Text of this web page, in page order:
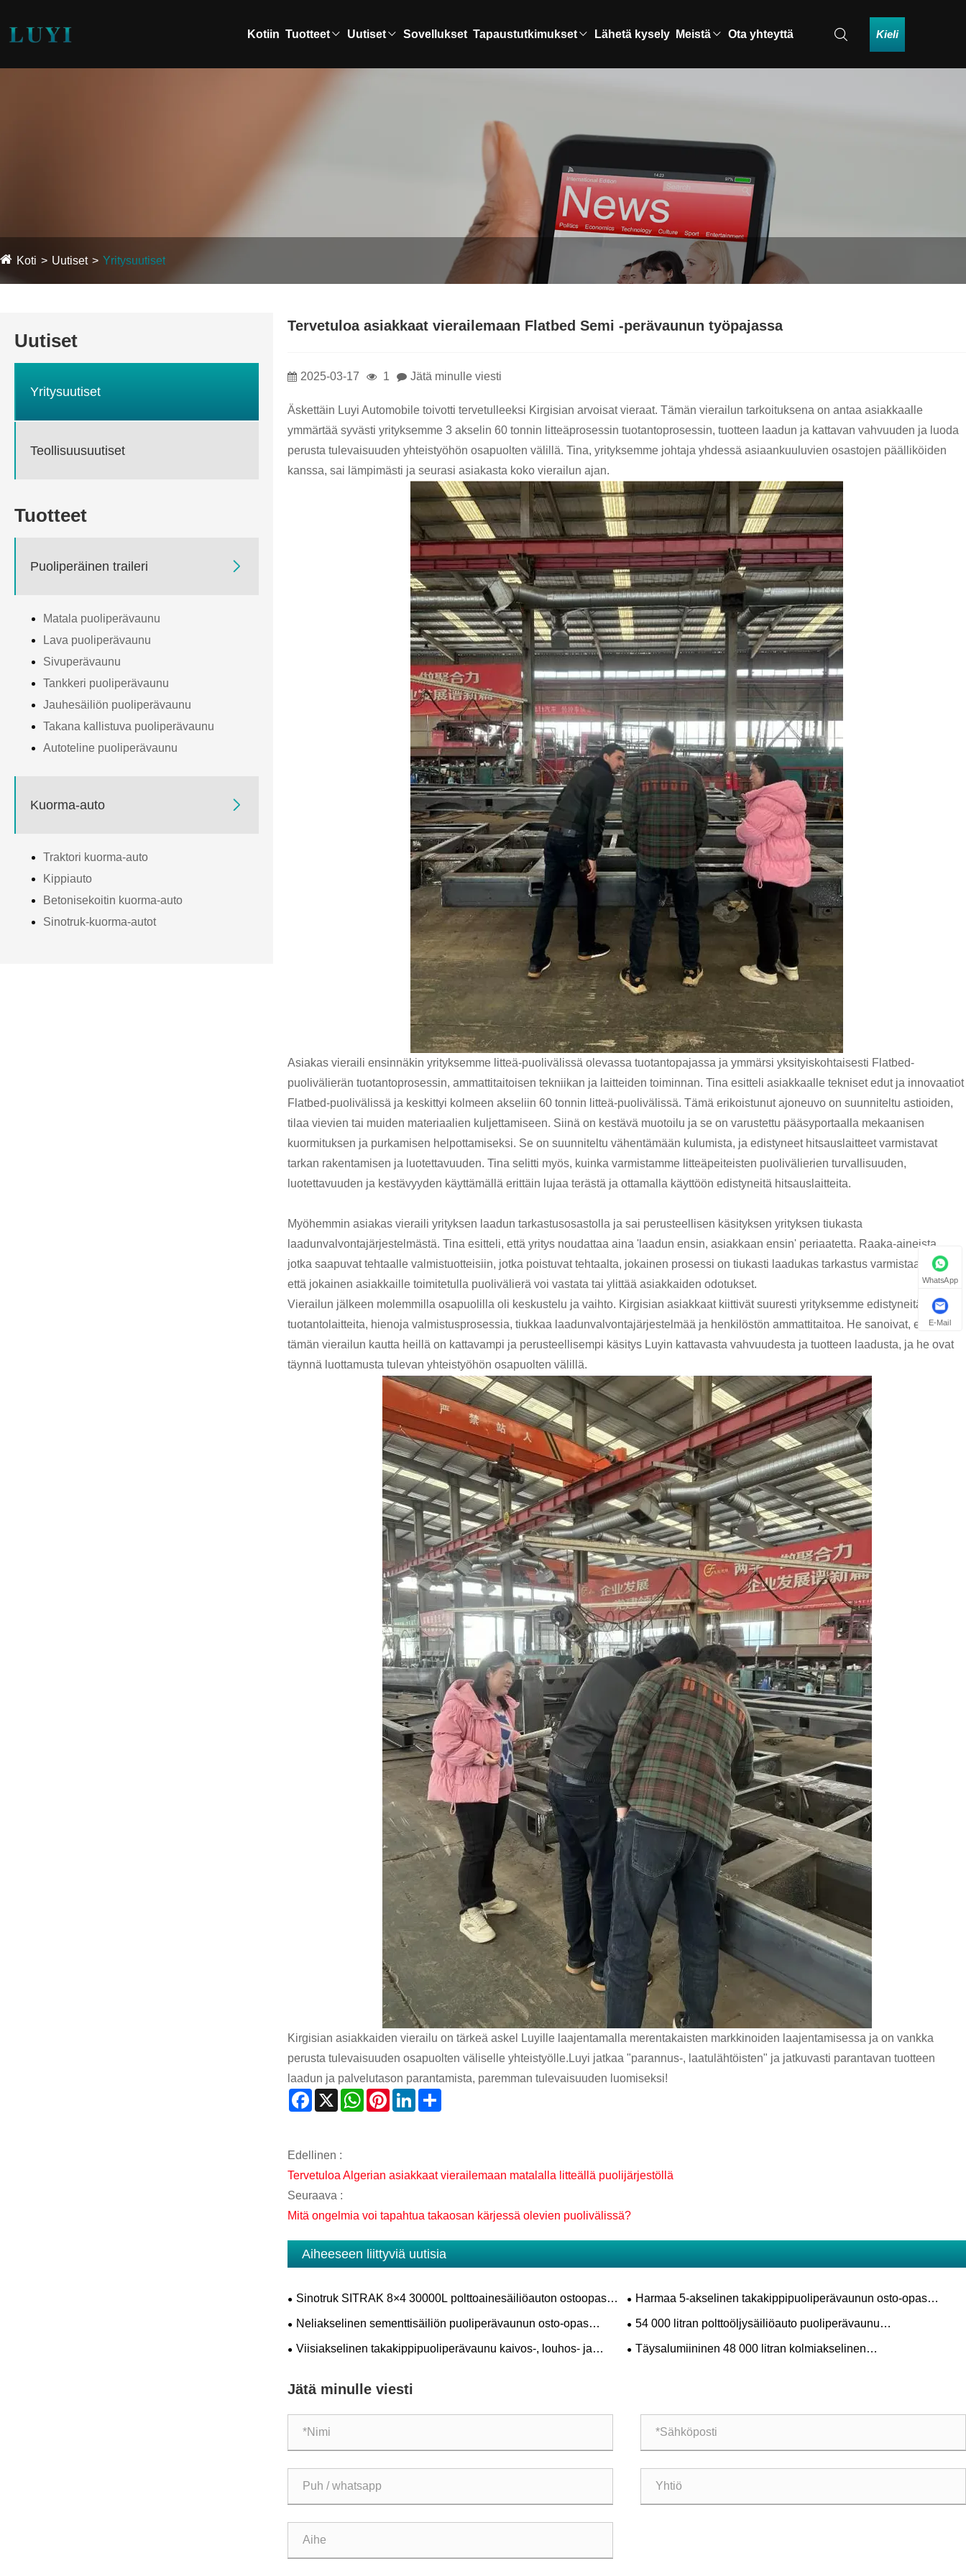
Kotiin Tuotteet Uutiset Sovellukset Tapaustutkimukset Lähetä kysely Meistä Ota yhteyttä Kieli
Koti Uutiset Yritysuutiset
Uutiset
Yritysuutiset
Teollisuusuutiset
Tuotteet
Puoliperäinen traileri 
Matala puoliperävaunu
Lava puoliperävaunu
Sivuperävaunu
Tankkeri puoliperävaunu
Jauhesäiliön puoliperävaunu
Takana kallistuva puoliperävaunu
Autoteline puoliperävaunu
Kuorma-auto 
Traktori kuorma-auto
Kippiauto
Betonisekoitin kuorma-auto
Sinotruk-kuorma-autot
Tervetuloa asiakkaat vierailemaan Flatbed Semi -perävaunun työpajassa
2025-03-17 1 Jätä minulle viesti
Äskettäin Luyi Automobile toivotti tervetulleeksi Kirgisian arvoisat vieraat. Tämän vierailun tarkoituksena on antaa asiakkaalle
ymmärtää syvästi yrityksemme 3 akselin 60 tonnin litteäprosessin tuotantoprosessin, tuotteen laadun ja kattavan vahvuuden ja luoda
perusta tulevaisuuden yhteistyöhön osapuolten välillä. Tina, yrityksemme johtaja yhdessä asiaankuuluvien osastojen päälliköiden
kanssa, sai lämpimästi ja seurasi asiakasta koko vierailun ajan.
Asiakas vieraili ensinnäkin yrityksemme litteä-puolivälissä olevassa tuotantopajassa ja ymmärsi yksityiskohtaisesti Flatbed-
puolivälierän tuotantoprosessin, ammattitaitoisen tekniikan ja laitteiden toiminnan. Tina esitteli asiakkaalle tekniset edut ja innovaatiot
Flatbed-puolivälissä ja keskittyi kolmeen akseliin 60 tonnin litteä-puolivälissä. Tämä erikoistunut ajoneuvo on suunniteltu astioiden,
tilaa vievien tai muiden materiaalien kuljettamiseen. Siinä on kestävä muotoilu ja se on varustettu pääsyportaalla mekaanisen
kuormituksen ja purkamisen helpottamiseksi. Se on suunniteltu vähentämään kulumista, ja edistyneet hitsauslaitteet varmistavat
tarkan rakentamisen ja luotettavuuden. Tina selitti myös, kuinka varmistamme litteäpeiteisten puolivälierien turvallisuuden,
luotettavuuden ja kestävyyden käyttämällä erittäin lujaa terästä ja ottamalla käyttöön edistyneitä hitsauslaitteita.
Myöhemmin asiakas vieraili yrityksen laadun tarkastusosastolla ja sai perusteellisen käsityksen yrityksen tiukasta
laadunvalvontajärjestelmästä. Tina esitteli, että yritys noudattaa aina 'laadun ensin, asiakkaan ensin' periaatetta. Raaka-aineista,
jotka saapuvat tehtaalle valmistuotteisiin, jotka poistuvat tehtaalta, jokainen prosessi on tiukasti laadukas tarkastus varmistaakseen,
että jokainen asiakkaille toimitetulla puolivälierä voi vastata tai ylittää asiakkaiden odotukset.
Vierailun jälkeen molemmilla osapuolilla oli keskustelu ja vaihto. Kirgisian asiakkaat kiittivät suuresti yrityksemme edistyneitä
tuotantolaitteita, hienoja valmistusprosessia, tiukkaa laadunvalvontajärjestelmää ja henkilöstön ammattitaitoa. He sanoivat, että
tämän vierailun kautta heillä on kattavampi ja perusteellisempi käsitys Luyin kattavasta vahvuudesta ja tuotteen laadusta, ja he ovat
täynnä luottamusta tulevan yhteistyöhön osapuolten välillä.
Kirgisian asiakkaiden vierailu on tärkeä askel Luyille laajentamalla merentakaisten markkinoiden laajentamisessa ja on vankka
perusta tulevaisuuden osapuolten väliselle yhteistyölle.Luyi jatkaa "parannus-, laatulähtöisten" ja jatkuvasti parantavan tuotteen
laadun ja palvelutason parantamista, paremman tulevaisuuden luomiseksi!
Facebook
X WhatsAppPinterestLinkedIn
Edellinen :
Tervetuloa Algerian asiakkaat vierailemaan matalalla litteällä puolijärjestöllä
Seuraava :
Mitä ongelmia voi tapahtua takaosan kärjessä olevien puolivälissä?
Aiheeseen liittyviä uutisia
Sinotruk SITRAK 8×4 30000L polttoainesäiliöauton ostoopas
diesel-, bensiini- ja mobiilitankkausprojekteihin
Harmaa 5-akselinen takakippipuoliperävaunun osto-opas
kaivos-, louhos- ja raskaaseen irtotavarakuljetukseen
Neliakselinen sementtisäiliön puoliperävaunun osto-opas
sementin, lentotuhkan ja kuivajauheen kuljetukseen
54 000 litran polttoöljysäiliöauto puoliperävaunu
irtopolttoainekuljetukseen: sovellukset, tekniset tiedot ja osto-opas
Viisiakselinen takakippipuoliperävaunu kaivos-, louhos- ja
Täysalumiininen 48 000 litran kolmiakselinen
Jätä minulle viesti
WhatsApp
E-Mail